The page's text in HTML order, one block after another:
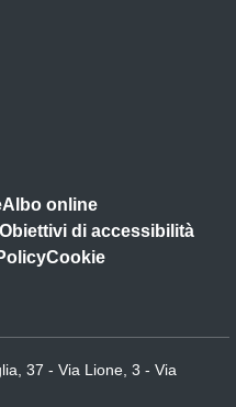
Albo online
Obiettivi di accessibilità
Cookie
37 - Via Lione, 3 - Via